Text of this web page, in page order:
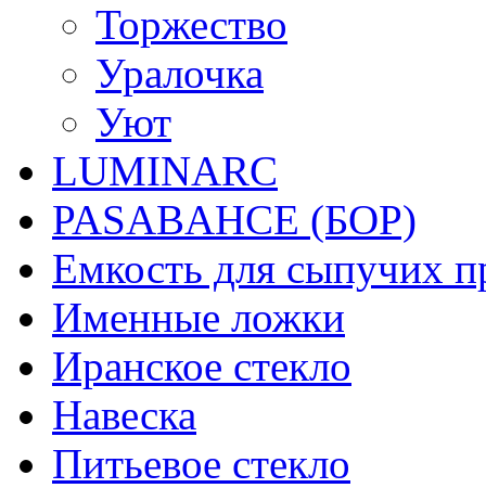
Торжество
Уралочка
Уют
LUMINARC
PASABAHCE (БОР)
Емкость для сыпучих
Именные ложки
Иранское стекло
Навеска
Питьевое стекло